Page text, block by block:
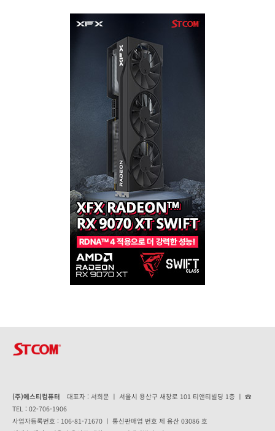
(주)에스티컴퓨터 대표자 : 서희문 ㅣ 서울시 용산구 새창로 101 티앤티빌딩 1층 ㅣ ☎
TEL : 02-706-1906
사업자등록번호 : 106-81-71670 ㅣ 통신판매업 번호 제 용산 03086 호